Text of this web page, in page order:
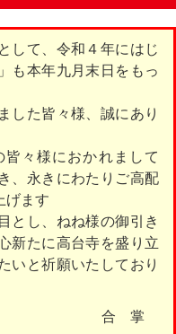
して、令和４年にはじ
も本年九月末日をもっ
した皆々様、誠にあり
々様におかれまして
、永きにわたりご高配
げます
とし、ねね様の御引き
新たに高台寺を盛り立
いと祈願いたしており
合 掌